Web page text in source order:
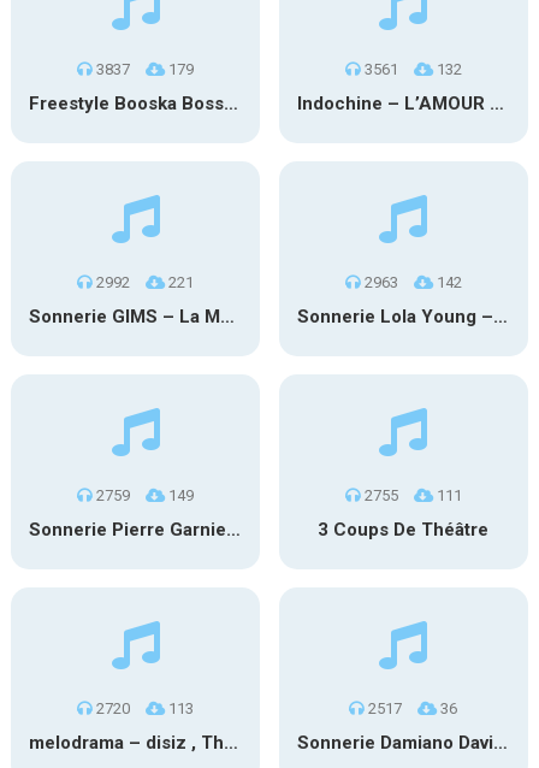
3837 179
Freestyle Booska Boss – Himra
3561 132
Indochine – L’AMOUR FOU
2992 221
Sonnerie GIMS – La Mano 1.9 – PARISIENNE
2963 142
Sonnerie Lola Young – Messy
2759 149
Sonnerie Pierre Garnier – Adieu, nous deux
2755 111
3 Coups De Théâtre
2720 113
melodrama – disiz , Theodora
2517 36
Sonnerie Damiano David – Nothing Breaks Like A Heart